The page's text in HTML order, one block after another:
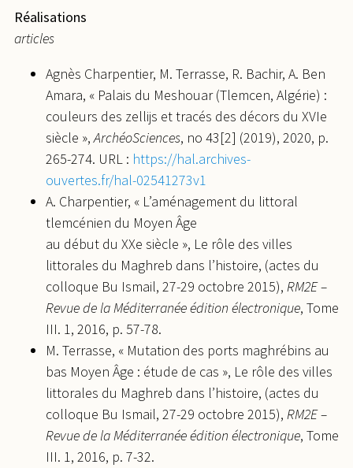
Réalisations
articles
Agnès Charpentier, M. Terrasse, R. Bachir, A. Ben
Amara, « Palais du Meshouar (Tlemcen, Algérie) :
couleurs des zellijs et tracés des décors du XVIe
siècle »,ArchéoSciences, no 43[2] (2019), 2020, p.
265-274. URL : https://hal.archives-
ouvertes.fr/hal-02541273v1
A. Charpentier, « L’aménagement du littoral
tlemcénien du Moyen Âge
au début du XXe siècle », Le rôle des villes
littorales du Maghreb dans l’histoire, (actes du
colloque Bu Ismail, 27-29 octobre 2015), RM2E –
Revue de la Méditerranée édition électronique, Tome
III. 1, 2016, p. 57-78.
M. Terrasse, « Mutation des ports maghrébins au
bas Moyen Âge : étude de cas », Le rôle des villes
littorales du Maghreb dans l’histoire, (actes du
colloque Bu Ismail, 27-29 octobre 2015), RM2E –
Revue de la Méditerranée édition électronique, Tome
III. 1, 2016, p. 7-32.